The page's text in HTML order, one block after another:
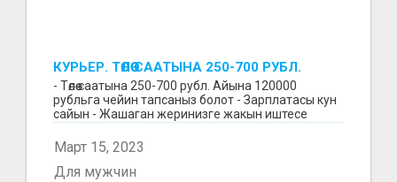
КУРЬЕР. ТӨЛӨӨ СААТЫНА 250-700 РУБЛ.
ЖУМУШ ГРАФИГИ СВОБОДНЫЙ. БЕЗ
ОПЫТА АЛАБЫЗ. ҮЙДҮН ЖАНЫНДА.
- Төлөө саатына 250-700 рубл. Айына 120000
рубльга чейин тапсаныз болот - Зарплатасы кун
сайын - Жашаган жеринизге жакын иштесе
Март 15, 2023
Для мужчин